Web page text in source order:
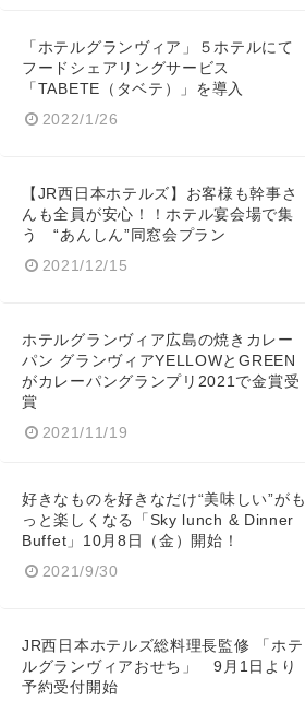
「ホテルグランヴィア」５ホテルにて
フードシェアリングサービス
「TABETE（タベテ）」を導入
2022/1/26
【JR西日本ホテルズ】お客様も幹事さ
んも全員が安心！！ホテル宴会場で集
う “あんしん”同窓会プラン
2021/12/15
ホテルグランヴィア広島の焼きカレー
パン グランヴィアYELLOWとGREEN
がカレーパングランプリ2021で金賞受
賞
2021/11/19
好きなものを好きなだけ“美味しい”がも
っと楽しくなる「Sky lunch & Dinner
Buffet」10月8日（金）開始！
2021/9/30
JR西日本ホテルズ総料理長監修 「ホテ
ルグランヴィアおせち」 9月1日より
予約受付開始
English